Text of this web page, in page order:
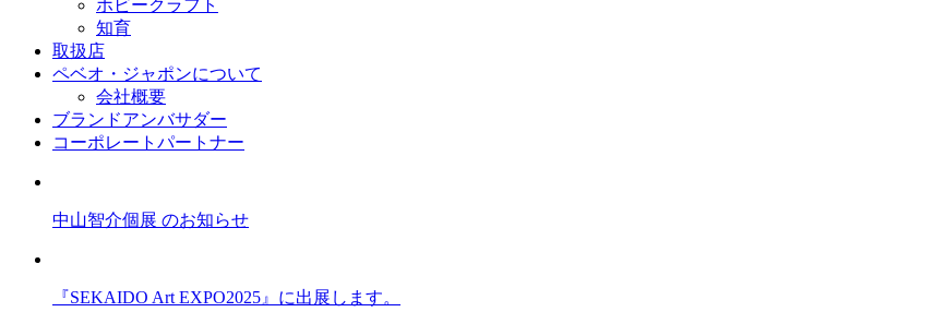
ホビークラフト
知育
取扱店
ペベオ・ジャポンについて
会社概要
ブランドアンバサダー
コーポレートパートナー
中山智介個展 のお知らせ
『SEKAIDO Art EXPO2025』に出展します。